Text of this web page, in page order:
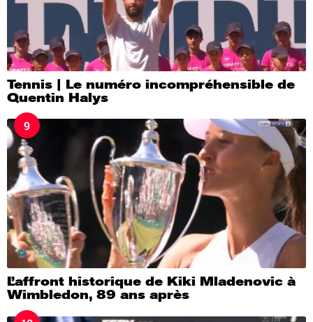
Tennis | Le numéro incompréhensible de
Quentin Halys
9
L’affront historique de Kiki Mladenovic à
Wimbledon, 89 ans après